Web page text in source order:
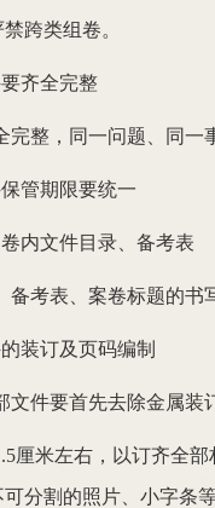
跨类组卷。
要齐全完整
完整，同一问题、同一
保管期限要统一
卷内文件目录、备考表
备考表、案卷标题的
装订及页码编制
文件要首先去除金属装
厘米左右，以订齐全
分割的照片、小字条